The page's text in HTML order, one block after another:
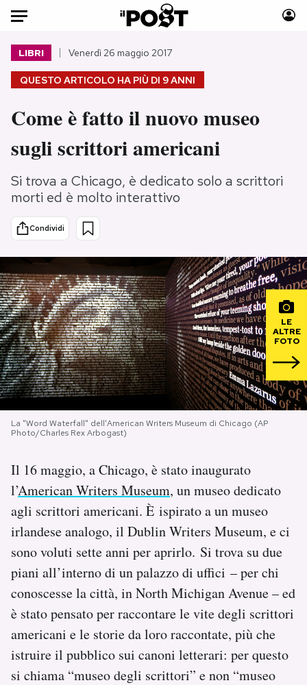
Auto
HOME
Italia
Politica
Tecnologia
Internet
Cultura
Sport
Moda
Consumismi
Storie/Idee
Ok Boomer!
Mondiali calcio 2026
PODCAST
NEWSLETTER
I MIEI PREFERITI
SHOP
CALENDARIO
AREA PERSONALE
Area Personale
Notifiche mobile
Regala il Post
Hai bisogno di aiuto?
Esci
QUESTO ARTICOLO HA PIÙ DI 9 ANNI
LIBRI Venerdì 26 maggio 2017
Come è fatto il nuovo museo
sugli scrittori americani
Si trova a Chicago, è dedicato solo a scrittori
morti ed è molto interattivo
Condividi
LE
ALTRE
FOTO
La "Word Waterfall" dell'American Writers Museum di Chicago (AP
Photo/Charles Rex Arbogast)
Il 16 maggio, a Chicago, è stato inaugurato
l’American Writers Museum, un museo dedicato
agli scrittori americani. È ispirato a un museo
irlandese analogo, il Dublin Writers Museum, e ci
sono voluti sette anni per aprirlo. Si trova su due
piani all’interno di un palazzo di uffici – per chi
conoscesse la città, in North Michigan Avenue – ed
è stato pensato per raccontare le vite degli scrittori
americani e le storie da loro raccontate, più che
istruire il pubblico sui canoni letterari: per questo
si chiama “museo degli scrittori” e non “museo